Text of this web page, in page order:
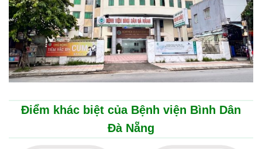
Điểm khác biệt của Bệnh viện Bình Dân
Đà Nẵng